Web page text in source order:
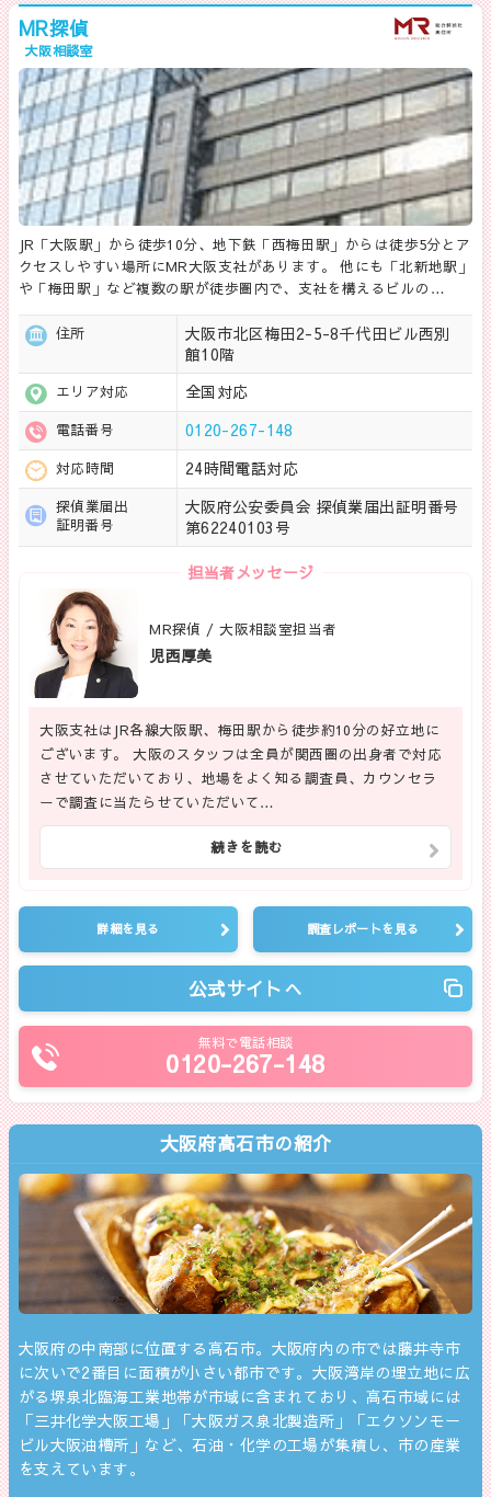
MR探偵
大阪相談室
JR「大阪駅」から徒歩10分、地下鉄「西梅田駅」からは徒歩5分とア
クセスしやすい場所にMR大阪支社があります。 他にも「北新地駅」
や「梅田駅」など複数の駅が徒歩圏内で、支社を構えるビルの…
住所
大阪市北区梅田2-5-8千代田ビル西別
館10階
エリア対応 全国対応
電話番号 0120-267-148
対応時間 24時間電話対応
探偵業届出
証明番号
大阪府公安委員会 探偵業届出証明番号
第62240103号
担当者メッセージ
MR探偵 / 大阪相談室担当者
児西厚美
大阪支社はJR各線大阪駅、梅田駅から徒歩約10分の好立地に
ございます。 大阪のスタッフは全員が関西圏の出身者で対応
させていただいており、地場をよく知る調査員、カウンセラ
ーで調査に当たらせていただいて…
続きを読む
詳細を見る 調査レポートを見る
公式サイトへ
無料で電話相談
0120-267-148
大阪府高石市の紹介
大阪府の中南部に位置する高石市。大阪府内の市では藤井寺市
に次いで2番目に面積が小さい都市です。大阪湾岸の埋立地に広
がる堺泉北臨海工業地帯が市域に含まれており、高石市域には
「三井化学大阪工場」「大阪ガス泉北製造所」「エクソンモー
ビル大阪油槽所」など、石油・化学の工場が集積し、市の産業
を支えています。